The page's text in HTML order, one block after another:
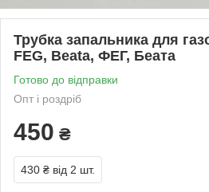
Трубка запальника для
FEG, Beata, ФЕГ, Беата
Готово до відправки
Опт і роздріб
450 ₴
430 ₴ від 2 шт.